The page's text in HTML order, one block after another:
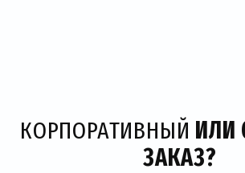
КОРПОРАТИВНЫЙ ИЛИ
ЗАКАЗ?